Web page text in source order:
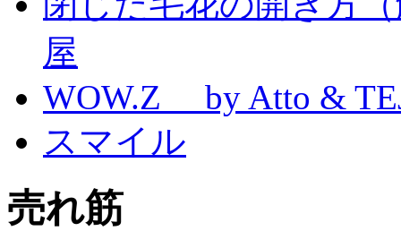
屋
WOW.Z by Atto &
スマイル
売れ筋